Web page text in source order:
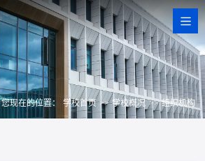
您现在的位置： 学校首页 >> 学校概况 >> 组织机构